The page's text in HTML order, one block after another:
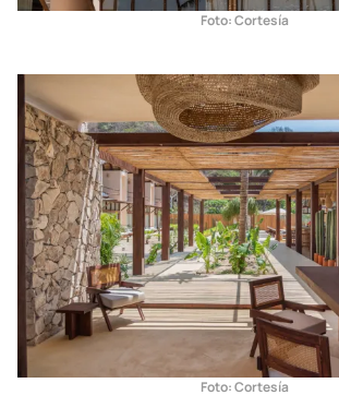
Foto: Cortesía
Foto: Cortesía